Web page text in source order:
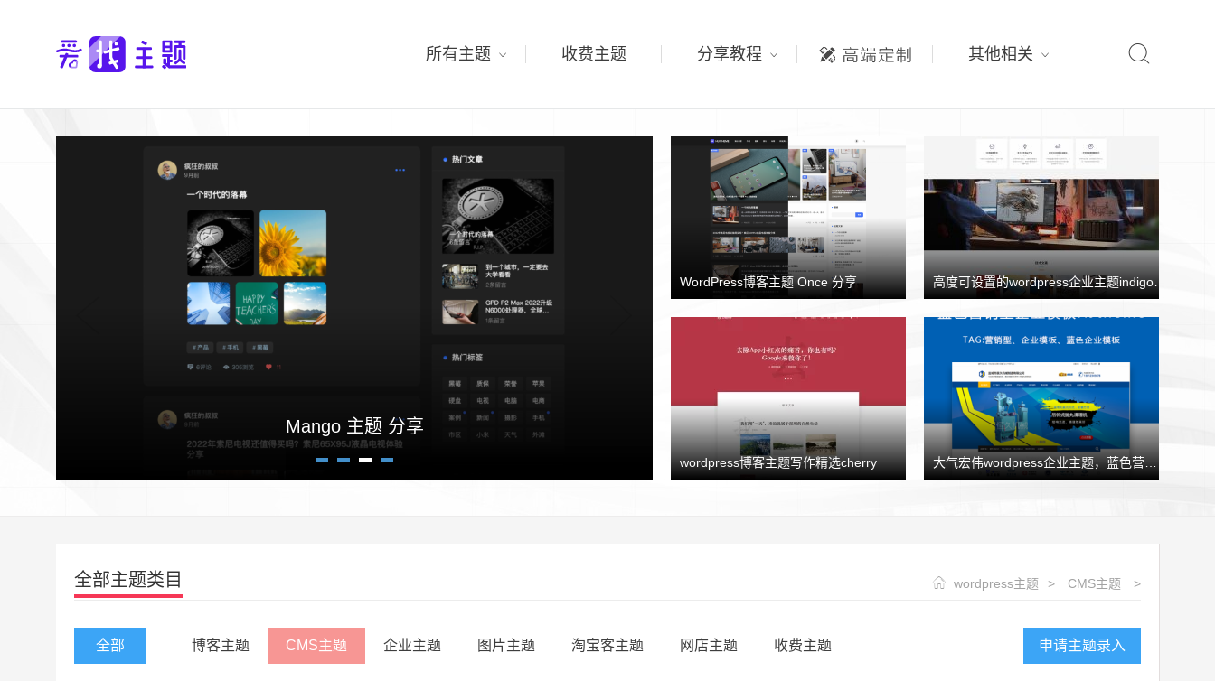
所有主题 收费主题 分享教程 其他相关 
Mango 主题 分享
高逼格自适应博客主题Crazy uncle
WordPress博客主题 Once 分享 高度可设置的wordpress企业主题indigo分享
wordpress博客主题写作精选cherry 大气宏伟wordpress企业主题，蓝色营销型企业模板HJtheme发布
全部主题类目 wordpress主题 > CMS主题 >
全部 博客主题 CMS主题 企业主题 图片主题 淘宝客主题 网店主题 收费主题 申请主题录入